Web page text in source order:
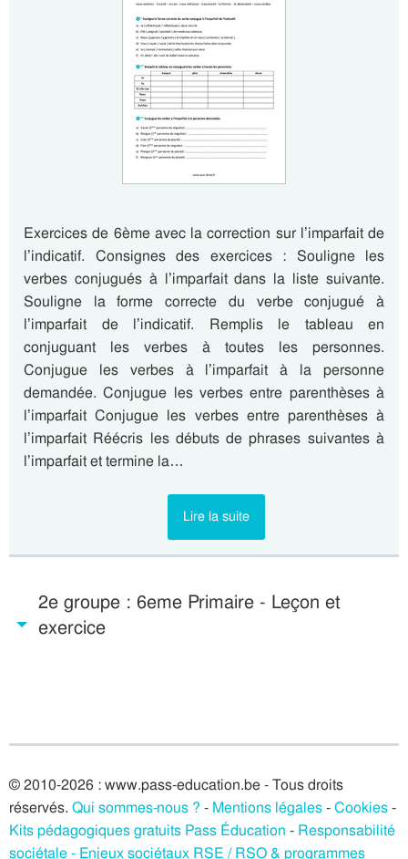
Exercices de 6ème avec la correction sur l’imparfait de
l’indicatif. Consignes des exercices : Souligne les
verbes conjugués à l’imparfait dans la liste suivante.
Souligne la forme correcte du verbe conjugué à
l’imparfait de l’indicatif. Remplis le tableau en
conjuguant les verbes à toutes les personnes.
Conjugue les verbes à l’imparfait à la personne
demandée. Conjugue les verbes entre parenthèses à
l’imparfait Conjugue les verbes entre parenthèses à
l’imparfait Réécris les débuts de phrases suivantes à
l’imparfait et termine la…
Lire la suite
2e groupe : 6eme Primaire - Leçon et
exercice
© 2010-2026 : www.pass-education.be - Tous droits
réservés. Qui sommes-nous ? - Mentions légales-Cookies-
Kits pédagogiques gratuits Pass Éducation - Responsabilité
sociétale - Enjeux sociétaux RSE / RSO & programmes